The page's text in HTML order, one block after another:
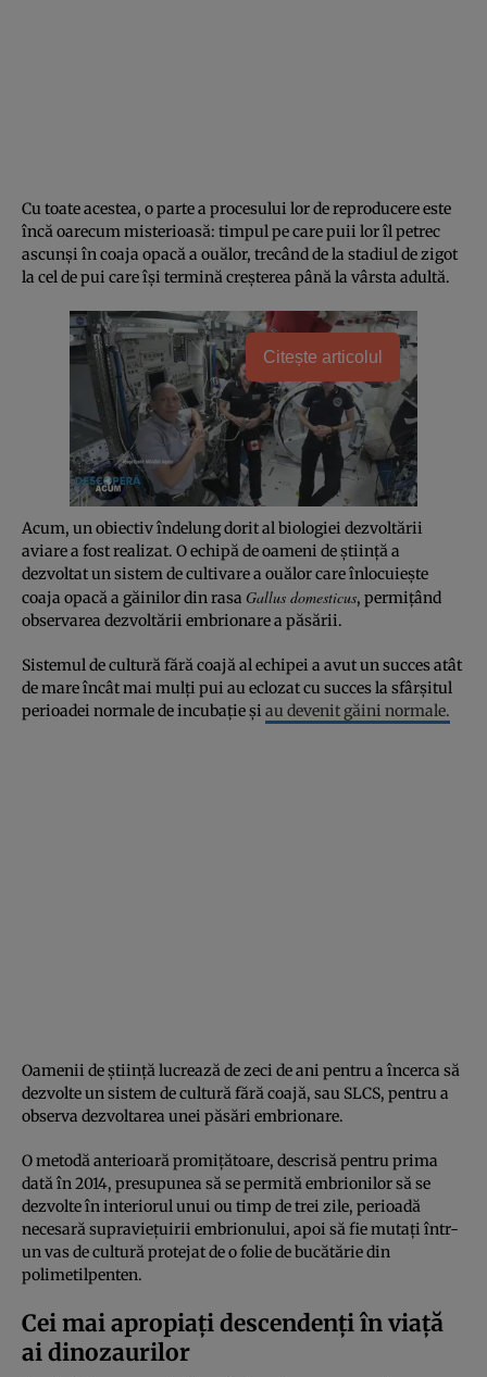
Cu toate acestea, o parte a procesului lor de reproducere este
încă oarecum misterioasă: timpul pe care puii lor îl petrec
ascunși în coaja opacă a ouălor, trecând de la stadiul de zigot
la cel de pui care își termină creșterea până la vârsta adultă.
Citește articolul
Acum, un obiectiv îndelung dorit al biologiei dezvoltării
aviare a fost realizat. O echipă de oameni de știință a
dezvoltat un sistem de cultivare a ouălor care înlocuiește
coaja opacă a găinilor din rasa Gallus domesticus, permițând
observarea dezvoltării embrionare a păsării.
Sistemul de cultură fără coajă al echipei a avut un succes atât
de mare încât mai mulți pui au eclozat cu succes la sfârșitul
perioadei normale de incubație și au devenit găini normale.
Oamenii de știință lucrează de zeci de ani pentru a încerca să
dezvolte un sistem de cultură fără coajă, sau SLCS, pentru a
observa dezvoltarea unei păsări embrionare.
O metodă anterioară promițătoare, descrisă pentru prima
dată în 2014, presupunea să se permită embrionilor să se
dezvolte în interiorul unui ou timp de trei zile, perioadă
necesară supraviețuirii embrionului, apoi să fie mutați într-
un vas de cultură protejat de o folie de bucătărie din
polimetilpenten.
Cei mai apropiați descendenți în viață
ai dinozaurilor